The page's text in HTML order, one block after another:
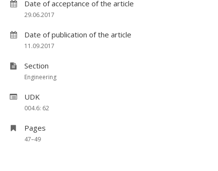
Date of acceptance of the article
29.06.2017
Date of publication of the article
11.09.2017
Section
Engineering
UDK
004.6: 62
Pages
47–49